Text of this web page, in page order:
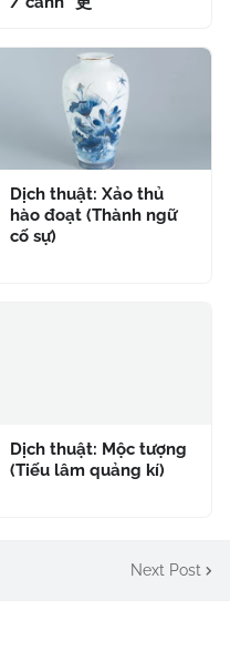
Dịch thuật: Xảo thủ
hào đoạt (Thành ngữ
cố sự)
Dịch thuật: Mộc tượng
(Tiếu lâm quảng kí)
Next Post